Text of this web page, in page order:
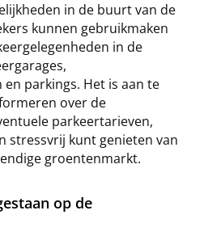
in de buurt van de
kunnen gebruikmaken
in de
parkings. Het is aan te
over de
parkeertarieven,
stressvrij kunt genieten van
groentenmarkt.
op de